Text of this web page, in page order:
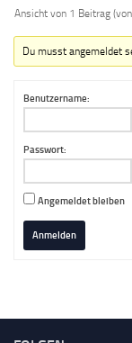
Ansicht von 1 Beitrag
Du musst angemeldet
Benutzername:
Passwort:
Angemeldet bleiben
Anmelden